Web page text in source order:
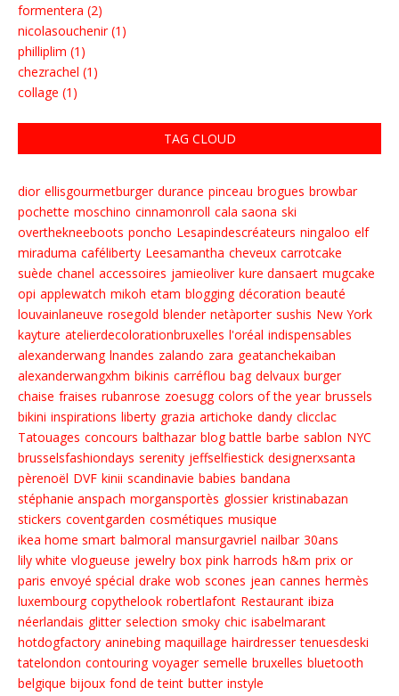
formentera (2)
nicolasouchenir (1)
philliplim (1)
chezrachel (1)
collage (1)
TAG CLOUD
dior ellisgourmetburger durance pinceau brogues browbar
pochette moschino cinnamonroll cala saona ski
overthekneeboots poncho Lesapindescréateurs ningaloo elf
miraduma caféliberty Leesamantha cheveux carrotcake
suède chanel accessoires jamieoliver kure dansaert mugcake
opi applewatch mikoh etam blogging décoration beauté
louvainlaneuve rosegold blender netàporter sushis New York
kayture atelierdecolorationbruxelles l'oréal indispensables
alexanderwang lnandes zalando zara geatanchekaiban
alexanderwangxhm bikinis carréflou bag delvaux burger
chaise fraises rubanrose zoesugg colors of the year brussels
bikini inspirations liberty grazia artichoke dandy clicclac
Tatouages concours balthazar blog battle barbe sablon NYC
brusselsfashiondays serenity jeffselfiestick designerxsanta
pèrenoël DVF kinii scandinavie babies bandana
stéphanie anspach morgansportès glossier kristinabazan
stickers coventgarden cosmétiques musique
ikea home smart balmoral mansurgavriel nailbar 30ans
lily white vlogueuse jewelry box pink harrods h&m prix or
paris envoyé spécial drake wob scones jean cannes hermès
luxembourg copythelook robertlafont Restaurant ibiza
néerlandais glitter selection smoky chic isabelmarant
hotdogfactory aninebing maquillage hairdresser tenuesdeski
tatelondon contouring voyager semelle bruxelles bluetooth
belgique bijoux fond de teint butter instyle